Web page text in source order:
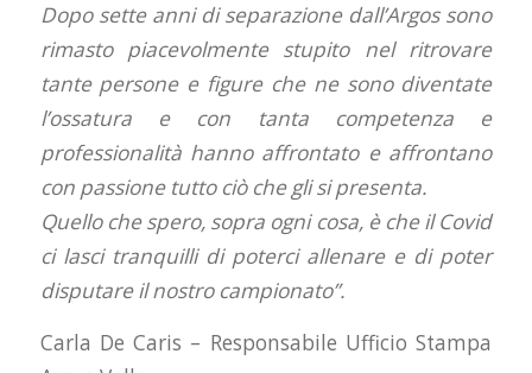
Dopo sette anni di separazione dall’Argos sono
rimasto piacevolmente stupito nel ritrovare
tante persone e figure che ne sono diventate
l’ossatura e con tanta competenza e
professionalità hanno affrontato e affrontano
con passione tutto ciò che gli si presenta.
Quello che spero, sopra ogni cosa, è che il Covid
ci lasci tranquilli di poterci allenare e di poter
disputare il nostro campionato”.
Carla De Caris – Responsabile Ufficio Stampa